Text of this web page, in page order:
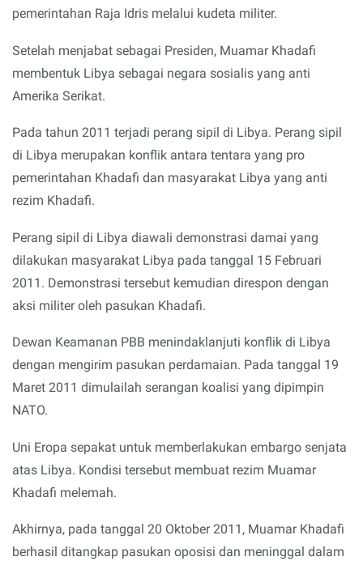
pemerintahan Raja Idris melalui kudeta militer.
Setelah menjabat sebagai Presiden, Muamar Khadafi
membentuk Libya sebagai negara sosialis yang anti
Amerika Serikat.
Pada tahun 2011 terjadi perang sipil di Libya. Perang sipil
di Libya merupakan konflik antara tentara yang pro
pemerintahan Khadafi dan masyarakat Libya yang anti
rezim Khadafi.
Perang sipil di Libya diawali demonstrasi damai yang
dilakukan masyarakat Libya pada tanggal 15 Februari
2011. Demonstrasi tersebut kemudian direspon dengan
aksi militer oleh pasukan Khadafi.
Dewan Keamanan PBB menindaklanjuti konflik di Libya
dengan mengirim pasukan perdamaian. Pada tanggal 19
Maret 2011 dimulailah serangan koalisi yang dipimpin
NATO.
Uni Eropa sepakat untuk memberlakukan embargo senjata
atas Libya. Kondisi tersebut membuat rezim Muamar
Khadafi melemah.
Akhirnya, pada tanggal 20 Oktober 2011, Muamar Khadafi
berhasil ditangkap pasukan oposisi dan meninggal dalam